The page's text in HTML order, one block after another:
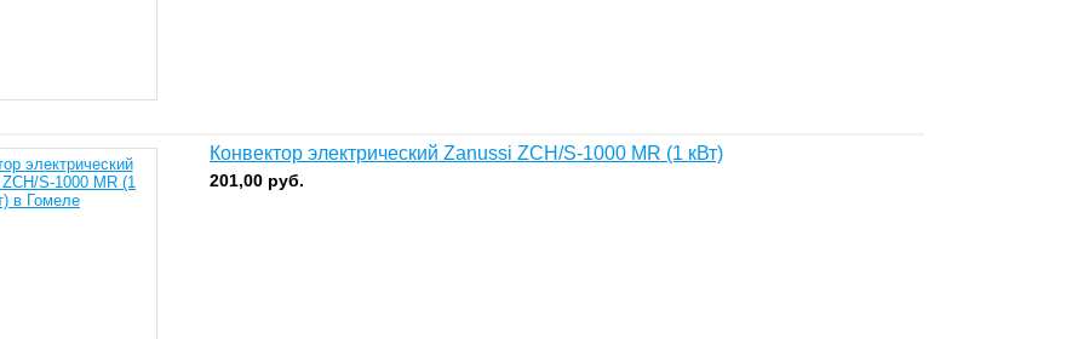
Конвектор электрический Zanussi ZCH/S-1000 MR (1 кВт)
201,00 руб.